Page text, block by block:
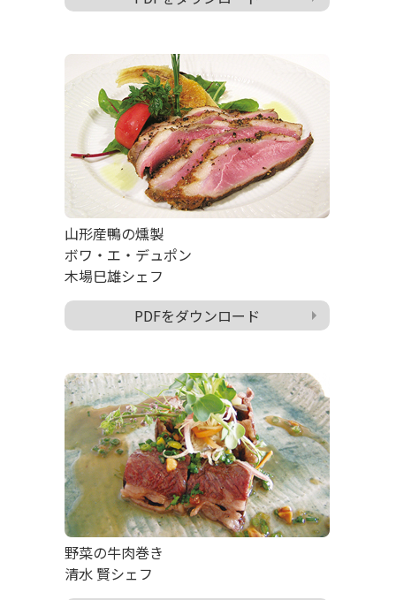
山形産鴨の燻製
ボワ・エ・デュポン
木場巳雄シェフ
PDFをダウンロード
野菜の牛肉巻き
清水 賢シェフ